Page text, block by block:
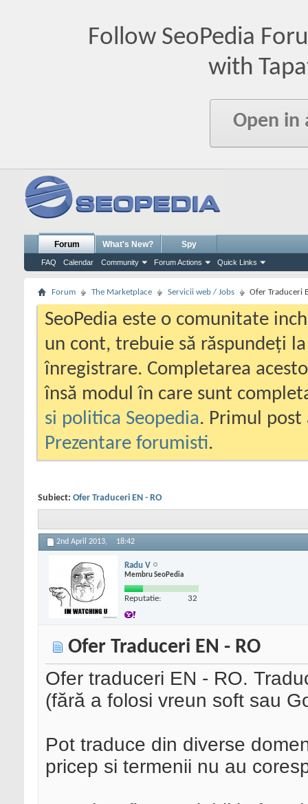
Follow SeoPedia
with
Open in
Forum
FAQ Calendar Community Forum Actions Quick Links
What's New? Spy
Forum The Marketplace Servicii web / Jobs Ofer Traduceri
SeoPedia este o comunitate
un cont, trebuie să răspundeți
înregistrare. Completarea
însă modul în care sunt
si politica Seopedia. Primul
Prezentare forumisti.
Subiect: Ofer Traduceri EN - RO
2nd April 2013, 18:42
Radu V
Membru SeoPedia
Reputatie: 32
Ofer Traduceri EN - RO
Ofer traduceri EN - RO.
(fără a folosi vreun soft sau
Pot traduce din diverse
pricep si termenii nu au